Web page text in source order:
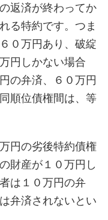
返済が終わってか
る特約です。つま
０万円あり、破綻
円しかない場合
の弁済、６０万円
順位債権間は、等
円の劣後特約債権
財産が１０万円し
は１０万円の弁
弁済されないとい